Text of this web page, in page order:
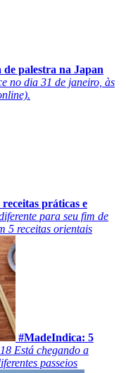
de palestra na Japan
no dia 31 de janeiro, às
práticas e
para seu fim de
5 receitas orientais
#MadeIndica: 5
Está chegando a
passeios